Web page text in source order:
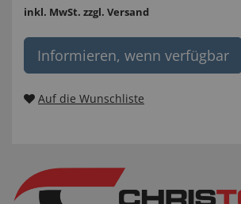
inkl. MwSt. zzgl. Versand
Informieren, wenn verfügbar
Auf die Wunschliste